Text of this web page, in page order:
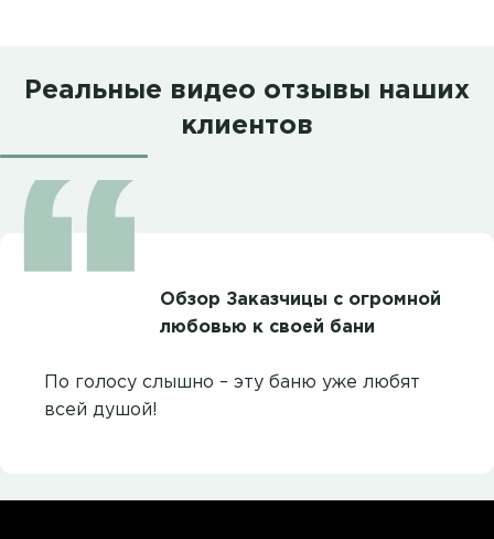
Реальные видео отзывы наших
клиентов
Обзор Заказчицы с огромной
любовью к своей бани
По голосу слышно – эту баню уже любят
всей душой!